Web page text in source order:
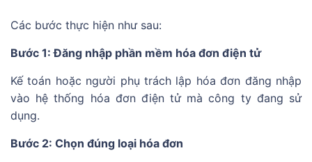
Các bước thực hiện như sau:
Bước 1: Đăng nhập phần mềm hóa đơn điện tử
Kế toán hoặc người phụ trách lập hóa đơn đăng nhập
vào hệ thống hóa đơn điện tử mà công ty đang sử
dụng.
Bước 2: Chọn đúng loại hóa đơn